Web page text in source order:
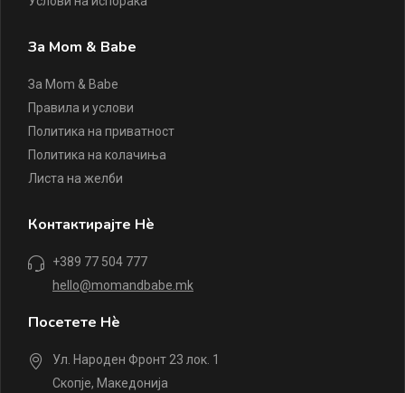
За Mom & Babe
За Mom & Babe
Правила и услови
Политика на приватност
Политика на колачиња
Листа на желби
Контактирајте Нè
+389 77 504 777
hello@momandbabe.mk
Посетете Нè
Ул. Народен Фронт 23 лок. 1
Скопје, Македонија